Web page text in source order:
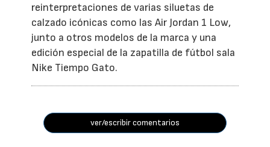
reinterpretaciones de varias siluetas de
calzado icónicas como las Air Jordan 1 Low,
junto a otros modelos de la marca y una
edición especial de la zapatilla de fútbol sala
Nike Tiempo Gato.
ver/escribir comentarios